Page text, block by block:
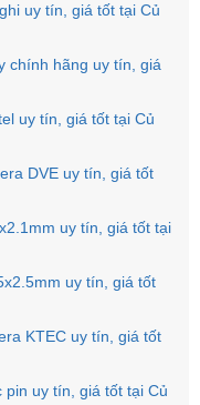
uy tín, giá tốt tại Củ
chính hãng uy tín, giá
uy tín, giá tốt tại Củ
DVE uy tín, giá tốt
uy tín, giá tốt tại
uy tín, giá tốt
KTEC uy tín, giá tốt
uy tín, giá tốt tại Củ